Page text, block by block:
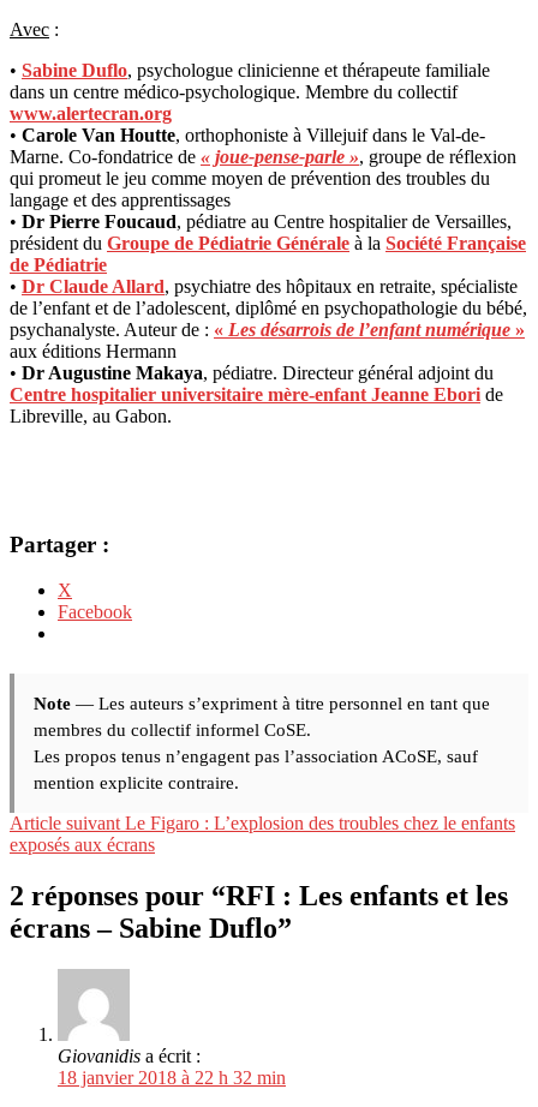
Avec :
• Sabine Duflo, psychologue clinicienne et thérapeute familiale
dans un centre médico-psychologique. Membre du collectif
www.alertecran.org
• Carole Van Houtte, orthophoniste à Villejuif dans le Val-de-
Marne. Co-fondatrice de « joue-pense-parle », groupe de réflexion
qui promeut le jeu comme moyen de prévention des troubles du
langage et des apprentissages
• Dr Pierre Foucaud, pédiatre au Centre hospitalier de Versailles,
président du Groupe de Pédiatrie Générale à la Société Française
de Pédiatrie
• Dr Claude Allard, psychiatre des hôpitaux en retraite, spécialiste
de l’enfant et de l’adolescent, diplômé en psychopathologie du bébé,
psychanalyste. Auteur de : « Les désarrois de l’enfant numérique »
aux éditions Hermann
• Dr Augustine Makaya, pédiatre. Directeur général adjoint du
Centre hospitalier universitaire mère-enfant Jeanne Ebori de
Libreville, au Gabon.
Partager :
X
Facebook
Note — Les auteurs s’expriment à titre personnel en tant que
membres du collectif informel CoSE.
Les propos tenus n’engagent pas l’association ACoSE, sauf
mention explicite contraire.
Lire
la
suite
Article suivant Le Figaro : L’explosion des troubles chez le enfants
exposés aux écrans
2 réponses pour “RFI : Les enfants et les
écrans – Sabine Duflo”
Giovanidis a écrit :
18 janvier 2018 à 22 h 32 min